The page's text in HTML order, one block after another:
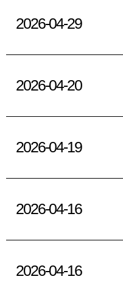
2026-04-29
2026-04-20
2026-04-19
2026-04-16
2026-04-16